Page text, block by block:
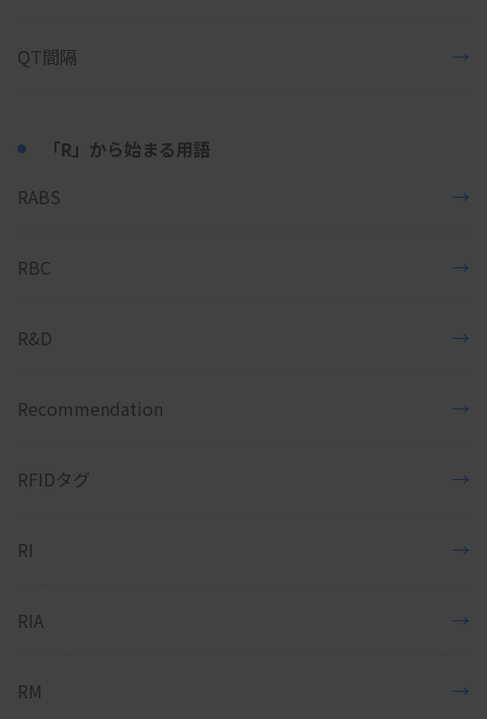
QT間隔 →
「R」から始まる用語
RABS
→
RBC →
R&D →
Recommendation →
RFIDタグ →
RI →
RIA →
RM →